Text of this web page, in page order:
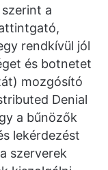
a
rendkívül jól
és botnetet
mozgósító
Denial
a bűnözők
lekérdezést
szerverek